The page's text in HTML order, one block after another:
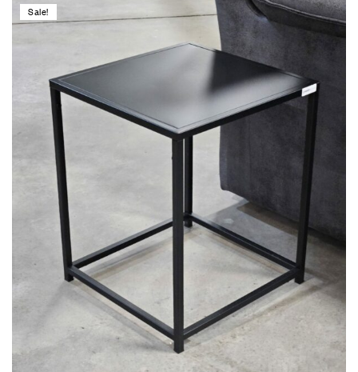
Sale!